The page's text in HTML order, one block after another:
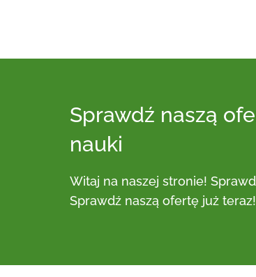
sprawdź naszą ofertę dla dziecięcej zabawy i
nauki
witaj na naszej stronie! Sprawdź nasze kreatywne i zabawne usługi dla dzieci.
Sprawdź naszą ofertę już teraz!